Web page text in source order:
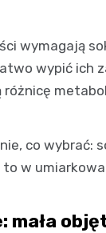
wymagają
wypić ich
co wybrać:
to w
mała